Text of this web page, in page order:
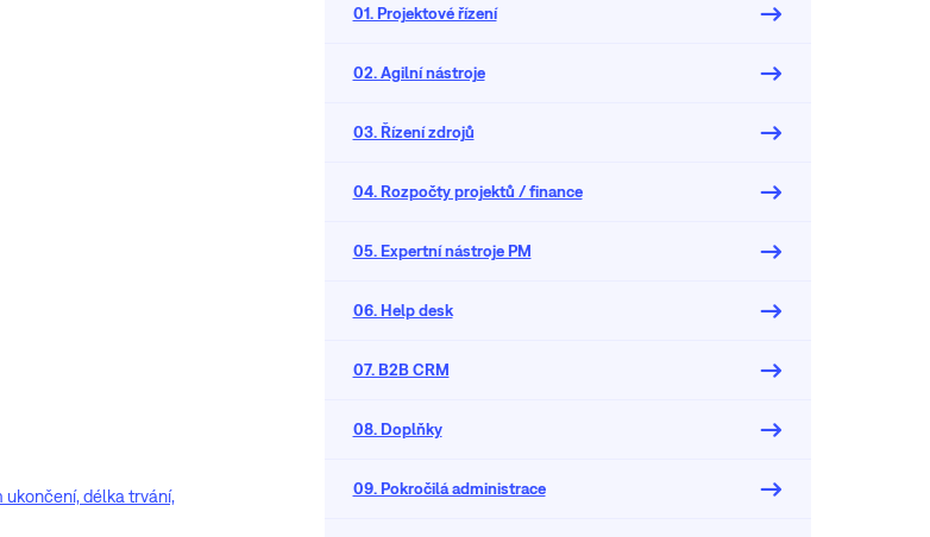
délka trvání,
01. Projektové řízení
02. Agilní nástroje
03. Řízení zdrojů
04. Rozpočty projektů / finance
05. Expertní nástroje PM
06. Help desk
07. B2B CRM
08. Doplňky
09. Pokročilá administrace